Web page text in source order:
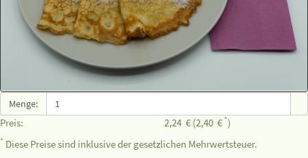
Menge:
Preis: 2,24 € (2,40 € *)
* Diese Preise sind inklusive der gesetzlichen Mehrwertsteuer.